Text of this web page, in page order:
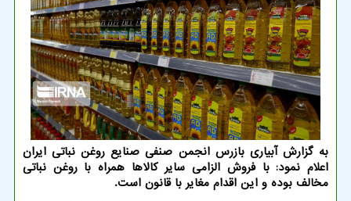
به گزارش آبیاری بازرس انجمن صنفی صنایع روغن نباتی ایران
اعلام نمود: با فروش الزامی سایر كالاها همراه با روغن نباتی
مخالف بوده و این اقدام مغایر با قانون است.